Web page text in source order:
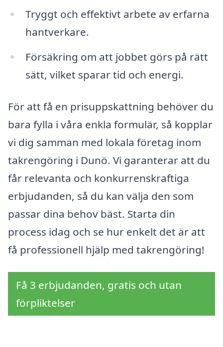
Tryggt och effektivt arbete av erfarna
hantverkare.
Försäkring om att jobbet görs på rätt
sätt, vilket sparar tid och energi.
För att få en prisuppskattning behöver du
bara fylla i våra enkla formulär, så kopplar
vi dig samman med lokala företag inom
takrengöring i Dunö. Vi garanterar att du
får relevanta och konkurrenskraftiga
erbjudanden, så du kan välja den som
passar dina behov bäst. Starta din
process idag och se hur enkelt det är att
få professionell hjälp med takrengöring!
Få 3 erbjudanden, gratis och utan
förpliktelser